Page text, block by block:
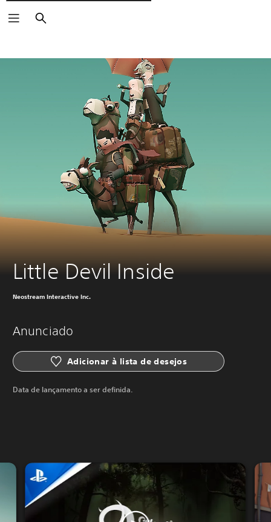
Pesquisar
Little Devil Inside
Neostream Interactive Inc.
Anunciado
Adicionar à lista de desejos
Data de lançamento a ser definida.